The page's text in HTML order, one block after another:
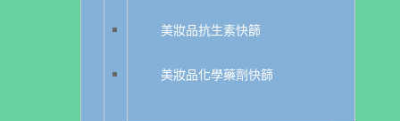
美妝品抗生素快篩
美妝品化學藥劑快篩